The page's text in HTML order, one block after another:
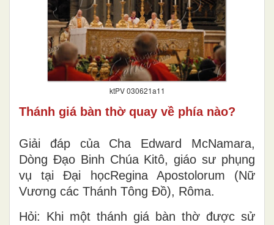
ktPV 030621a11
Thánh giá bàn thờ quay về phía nào?
Giải đáp của Cha Edward McNamara,
Dòng Đạo Binh Chúa Kitô, giáo sư phụng
vụ tại Đại họcRegina Apostolorum (Nữ
Vương các Thánh Tông Đồ), Rôma.
Hỏi: Khi một thánh giá bàn thờ được sử